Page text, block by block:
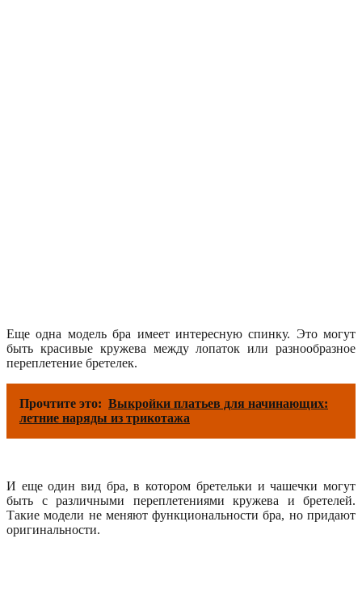
Еще одна модель бра имеет интересную спинку. Это могут
быть красивые кружева между лопаток или разнообразное
переплетение бретелек.
Прочтите это: Выкройки платьев для начинающих:
летние наряды из трикотажа
И еще один вид бра, в котором бретельки и чашечки могут
быть с различными переплетениями кружева и бретелей.
Такие модели не меняют функциональности бра, но придают
оригинальности.